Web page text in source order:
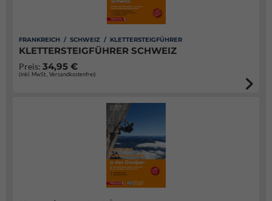
FRANKREICH / SCHWEIZ / KLETTERSTEIGFÜHRER
KLETTERSTEIGFÜHRER SCHWEIZ
Preis: 34,95 €
(inkl. MwSt., Versandkostenfrei)